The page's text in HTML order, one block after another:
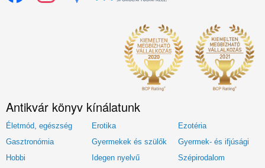
Antikvár könyv kínálatunk
Életmód, egészség Erotika
Ezotéria
Gasztronómia
Gyermekek és szülők
Gyermek- és ifjúsági
Hobbi
Idegen nyelvű Szépirodalom